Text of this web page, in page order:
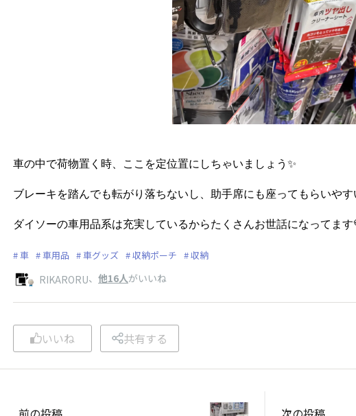
車の中で荷物置く時、ここを定位置にしちゃいましょう✨
ブレーキを踏んでも転がり落ちないし、助手席にも座ってもらいや
ダイソーの車用品系は充実しているからたくさんお世話になってます
車 車用品 車グッズ 収納ポーチ 収納
RIKARORU、 他16人がいいね
いいね 共有する